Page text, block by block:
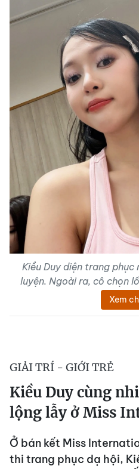
Kiều Duy diện trang
luyện. Ngoài ra, cô chọn
Xem
GIẢI TRÍ - GIỚI TRẺ
Kiều Duy cùng
lộng lẫy ở Miss
Ở bán kết Miss
thi trang phục dạ hội,